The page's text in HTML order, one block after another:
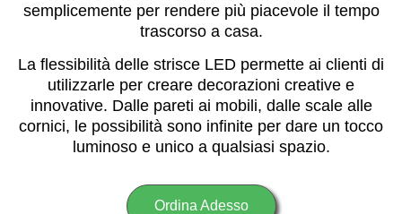
semplicemente per rendere più piacevole il tempo
trascorso a casa.
La flessibilità delle strisce LED permette ai clienti di
utilizzarle per creare decorazioni creative e
innovative. Dalle pareti ai mobili, dalle scale alle
cornici, le possibilità sono infinite per dare un tocco
luminoso e unico a qualsiasi spazio.
Ordina Adesso